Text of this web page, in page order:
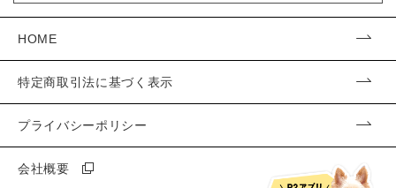
HOME
特定商取引法に基づく表示
プライバシーポリシー
会社概要